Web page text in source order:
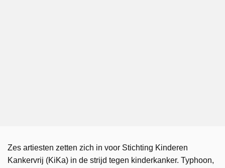
Zes artiesten zetten zich in voor Stichting Kinderen
Kankervrij (KiKa) in de strijd tegen kinderkanker. Typhoon,